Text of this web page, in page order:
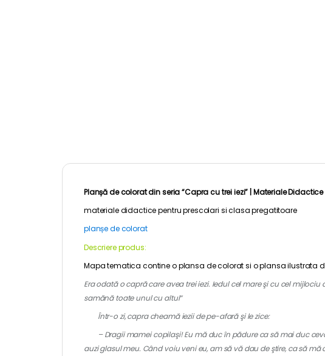
Planșă de colorat din seria “Capra cu trei iezi” | Materiale
materiale didactice pentruprescolari si clasa pregatitoare
planșe de colorat
Descriere produs:
Mapa tematica contine o plansa de colorat si o plansa ilustrata
Era odată o capră care avea trei iezi. Iedul cel mare şi cu cel
samănă toate unul cu altul”
Într-o zi, capra cheamă iezii de pe-afară şi le zice:
– Dragii mamei copilaşi! Eu mă duc în pădure ca să mai duc
auzi glasul meu. Când voiu veni eu, am să vă dau de ştire, ca să